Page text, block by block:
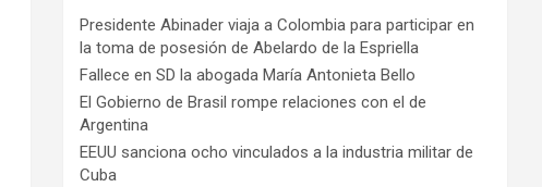
Presidente Abinader viaja a Colombia para participar en
la toma de posesión de Abelardo de la Espriella
Fallece en SD la abogada María Antonieta Bello
El Gobierno de Brasil rompe relaciones con el de
Argentina
EEUU sanciona ocho vinculados a la industria militar de
Cuba